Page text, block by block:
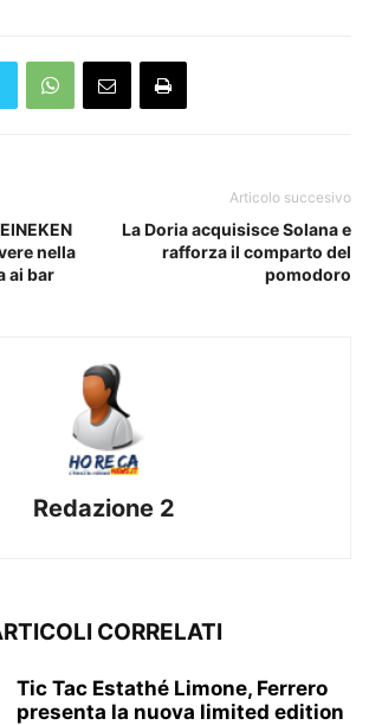
nella
ai bar
Articolo succesivo
La Doria acquisisce Solana e
rafforza il comparto del
pomodoro
Redazione 2
CORRELATI
Tic Tac Estathé Limone, Ferrero
presenta la nuova limited edition